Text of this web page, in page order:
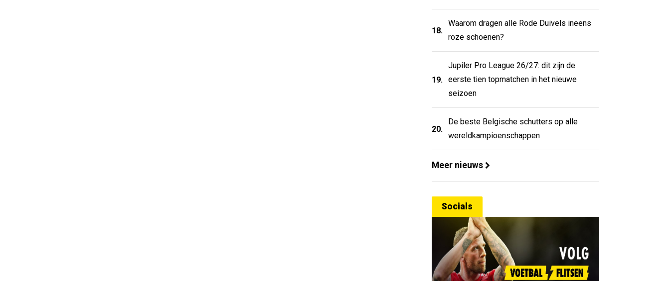
18.
Waarom dragen alle Rode Duivels ineens
roze schoenen?
19.
Jupiler Pro League 26/27: dit zijn de
eerste tien topmatchen in het nieuwe
seizoen
20.
De beste Belgische schutters op alle
wereldkampioenschappen
Meer nieuws
Socials